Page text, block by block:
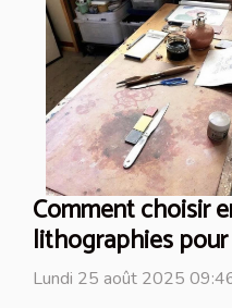
Comment choisir
lithographies
Lundi 25 août 2025